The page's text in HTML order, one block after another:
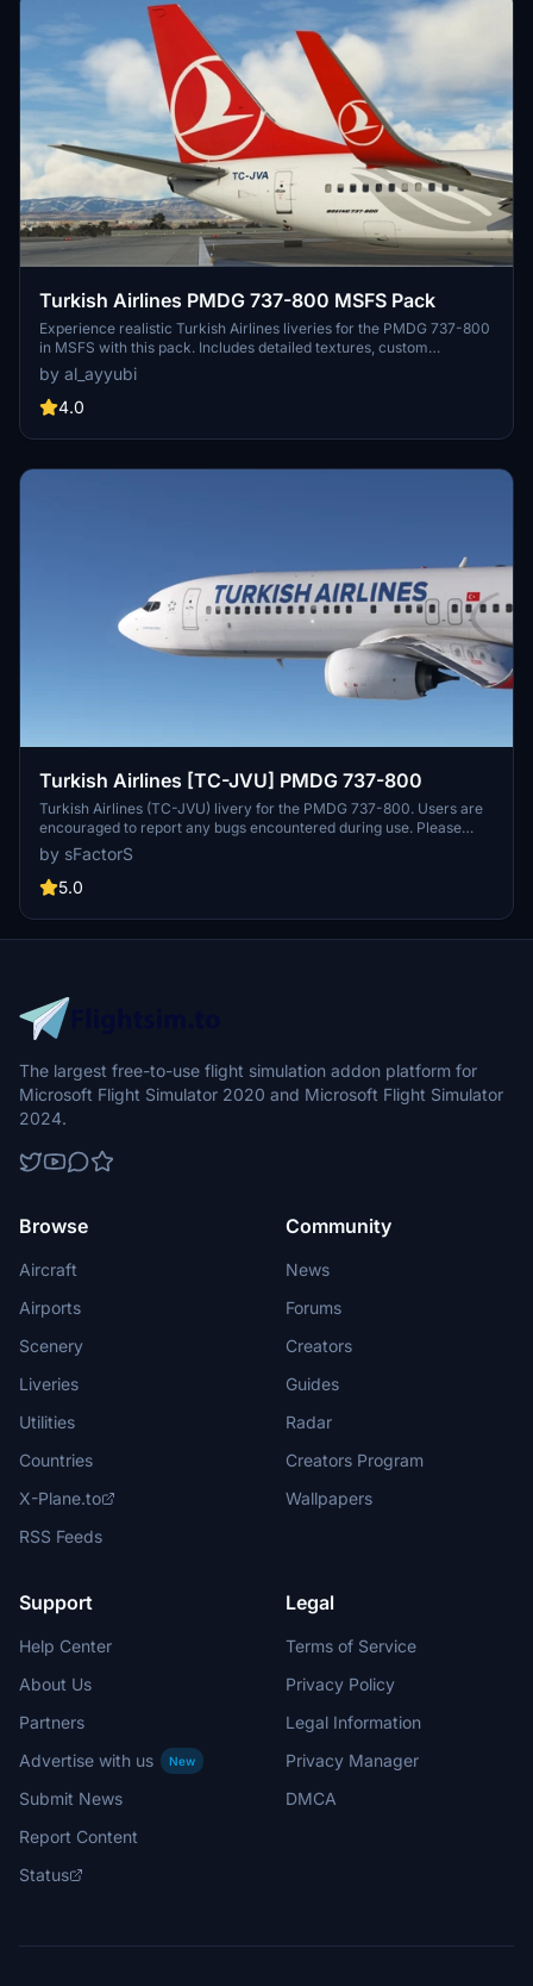
Turkish Airlines PMDG 737-800 MSFS Pack
Experience realistic Turkish Airlines liveries for the PMDG 737-800
in MSFS with this pack. Includes detailed textures, custom
weathering, and unique decals. Explore various registration options
like TC-JVA, TC-JVH, and TC-JVZ with a special 6000th NG
sticker.
by al_ayyubi
4.0
Turkish Airlines [TC-JVU] PMDG 737-800
Turkish Airlines (TC-JVU) livery for the PMDG 737-800. Users are
encouraged to report any bugs encountered during use. Please
note that modifications to this livery require prior permission from
the creator.
by sFactorS
5.0
The largest free-to-use flight simulation addon platform for
Microsoft Flight Simulator 2020 and Microsoft Flight Simulator
2024.
Browse
Aircraft
Airports
Scenery
Liveries
Utilities
Countries
X-Plane.to
RSS Feeds
Community
News
Forums
Creators
Guides
Radar
Creators Program
Wallpapers
Support
Help Center
About Us
Partners
Advertise with us
New
Submit News
Report Content
Status
Legal
Terms of Service
Privacy Policy
Legal Information
Privacy Manager
DMCA